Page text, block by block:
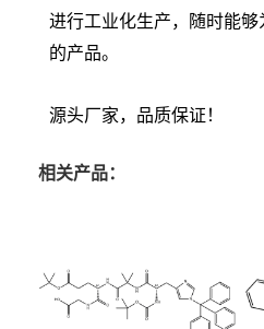
进行工业化生产，随时能
的产品。
源头厂家，品质保证！
相关产品：